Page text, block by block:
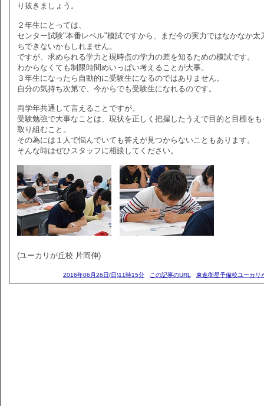
り抜きましょう。
２年生にとっては、
センター試験"本番レベル"模試ですから、まだ今の実力ではなかなか太
ちできないかもしれません。
ですが、求められる学力と現時点の学力の差を知るための模試です。
わからなくても制限時間めいっぱい考えることが大事。
３年生になったら自動的に受験生になるのではありません。
自分の気持ち次第で、今からでも受験生になれるのです。
両学年共通して言えることですが、
受験勉強で大事なことは、現状を正しく把握したうえで目的と目標をも
取り組むこと。
その為には１人で悩んでいても答えが見つからないこともあります。
そんな時はぜひスタッフに相談してください。
(ユーカリが丘校 片岡伸)
2016年06月26日(日)11時15分 この記事のURL 東進衛星予備校ユーカリ